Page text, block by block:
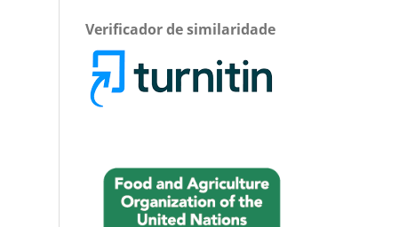
Verificador de similaridade